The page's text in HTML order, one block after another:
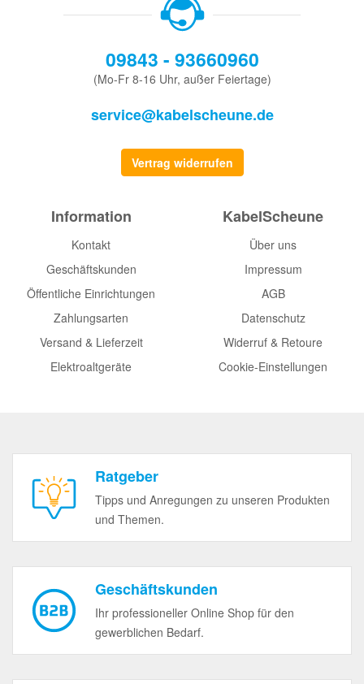
09843 - 93660960
(Mo-Fr 8-16 Uhr, außer Feiertage)
service@kabelscheune.de
Vertrag widerrufen
Information
Kontakt
Geschäftskunden
Öffentliche Einrichtungen
Zahlungsarten
Versand & Lieferzeit
Elektroaltgeräte
KabelScheune
Über uns
Impressum
AGB
Datenschutz
Widerruf & Retoure
Cookie-Einstellungen
Ratgeber
Tipps und Anregungen zu unseren Produkten
und Themen.
Geschäftskunden
Ihr professioneller Online Shop für den
gewerblichen Bedarf.